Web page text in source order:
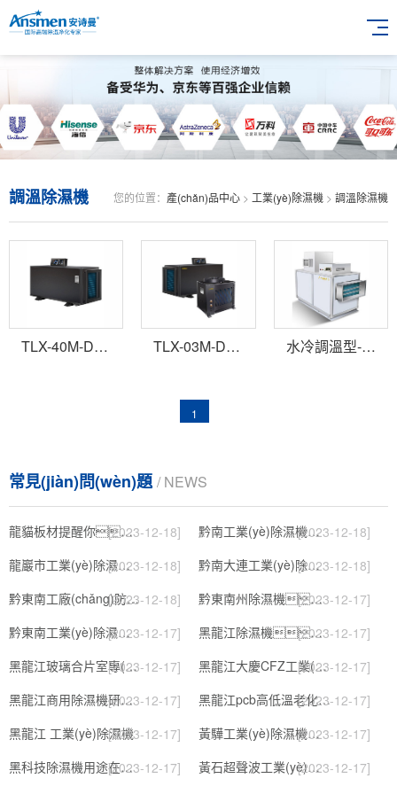
您的位置： 產(chǎn)品中心 > 工業(yè)除濕機 > 調溫除濕機
調溫除濕機
TLX-40M-D吊頂管道調溫降溫除濕機 TLX-03M-D吊頂管道調溫降溫除濕機 水冷調溫型-非標定制型除濕機
1
常見(jiàn)問(wèn)題/ NEWS
龍貓板材提醒你，雨季裝修應特別注意防潮
[2023-12-18] 黔南工業(yè)除濕機公司
[2023-12-18]
龍巖市工業(yè)除濕機價(jià)格
[2023-12-18] 黔南大連工業(yè)除濕機
[2023-12-18]
黔東南工廠(chǎng)防潮除濕機，工業(yè)除濕機
[2023-12-18] 黔東南州除濕機，濕菱工業(yè)地下室抽濕機 庫房配電房除濕器
[2023-12-17]
黔東南工業(yè)除濕機公司
[2023-12-17] 黑龍江除濕機，工業(yè)除濕機
[2023-12-17]
黑龍江玻璃合片室專(zhuān)用組合型轉輪除濕機
[2023-12-17] 黑龍江大慶CFZ工業(yè)除濕機濕菱除濕機品牌
[2023-12-17]
黑龍江商用除濕機研發(fā)(回饋老顧客,2022已更新)
[2023-12-17] 黑龍江pcb高低溫老化試驗箱
[2023-12-17]
黑龍江 工業(yè)除濕機[2023-12-17] 黃驊工業(yè)除濕機】倉庫抽濕機】車(chē)間除濕器】
[2023-12-17]
黑科技除濕機用途在哪里，如何選購到合適的工業(yè)除濕機
[2023-12-17] 黃石超聲波工業(yè)加濕機，SL系列除濕機
[2023-12-17]